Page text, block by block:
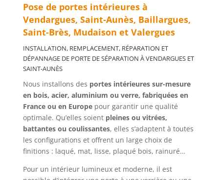
Pose de portes intérieures à
Vendargues, Saint-Aunès, Baillargues,
Saint-Brès, Mudaison et Valergues
INSTALLATION, REMPLACEMENT, RÉPARATION ET
DÉPANNAGE DE PORTE DE SÉPARATION ÀVENDARGUES ET
SAINT-AUNÈS
Nous installons des portes intérieures sur-mesure
en bois, acier, aluminium ou verre, fabriquées en
France ou en Europepour garantir une qualité
optimale. Qu’elles soient pleines ou vitrées,
battantes ou coulissantes, elles s’adaptent à toutes
les configurations et offrent un large choix de
finitions : laqué, mat, lisse, plaqué bois, rainuré…
Pour un intérieur lumineux et moderne, il est